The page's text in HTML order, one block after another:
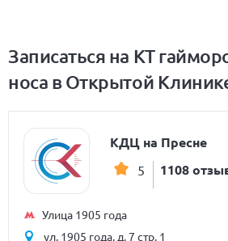
Записаться на КТ
носа в Открытой
КДЦ на Пресне
5 1108
Улица 1905 года
ул. 1905 года, д. 7 стр. 1